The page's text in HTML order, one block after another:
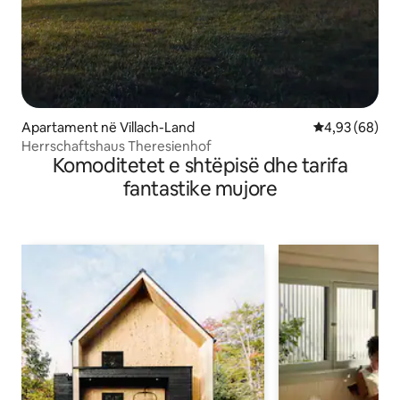
Apartament në Villach-Land Vlerësimi
4,93 (68)
Herrschaftshaus Theresienhof
Komoditetet e shtëpisë dhe tarifa
fantastike mujore